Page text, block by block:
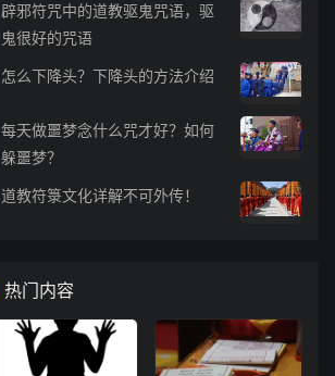
辟邪符咒中的道教驱鬼咒语，驱
鬼很好的咒语
怎么下降头？下降头的方法介绍
每天做噩梦念什么咒才好？如何
躲噩梦？
道教符箓文化详解不可外传！
热门内容